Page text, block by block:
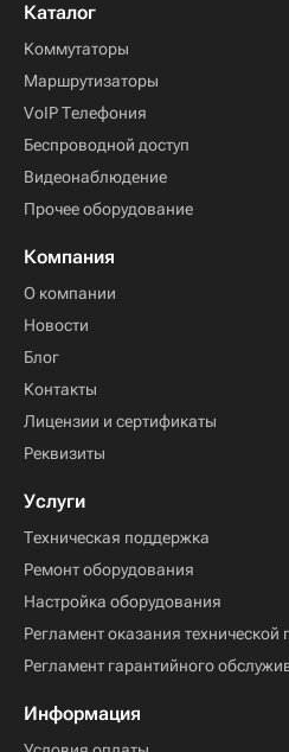
Каталог
Коммутаторы
Маршрутизаторы
VoIP Телефония
Беспроводной доступ
Видеонаблюдение
Прочее оборудование
Компания
О компании
Новости
Блог
Контакты
Лицензии и сертификаты
Реквизиты
Услуги
Техническая поддержка
Ремонт оборудования
Настройка оборудования
Регламент оказания технической
Регламент гарантийного
Информация